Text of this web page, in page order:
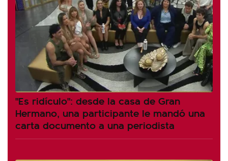
"Es ridículo": desde la casa de Gran
Hermano, una participante le mandó una
carta documento a una periodista